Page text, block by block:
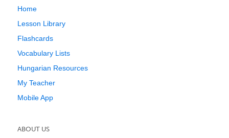
Home
Lesson Library
Flashcards
Vocabulary Lists
Hungarian Resources
My Teacher
Mobile App
ABOUT US